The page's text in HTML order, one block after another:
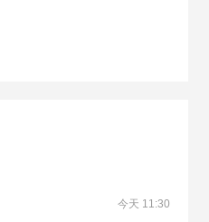
今天 11:30